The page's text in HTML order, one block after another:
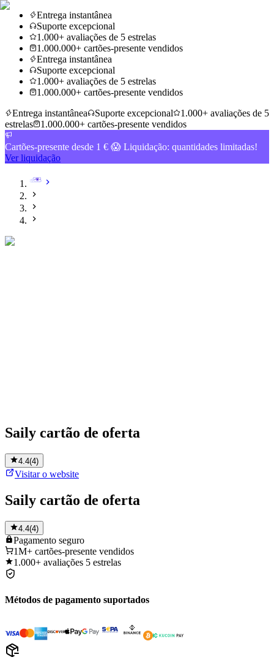
Entrega instantânea
Suporte excepcional
1.000+ avaliações de 5 estrelas
1.000.000+ cartões-presente vendidos
Entrega instantânea
Suporte excepcional
1.000+ avaliações de 5 estrelas
1.000.000+ cartões-presente vendidos
Entrega instantânea
Suporte excepcional
1.000+ avaliações de 5
estrelas
1.000.000+ cartões-presente vendidos
Cartões-presente desde 1 € 😱 Liquidação: quantidades limitadas!
Ver liquidação
Saily cartão de oferta
4.4(4)
Visitar o website
Saily cartão de oferta
4.4(4)
Pagamento seguro
1M+ cartões-presente vendidos
1.000+ avaliações 5 estrelas
Métodos de pagamento suportados